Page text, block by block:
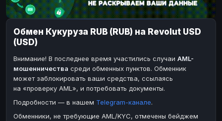
Bitcoin Cash BCH
BinanceCoin BEP20
Ether Classic
SOL
Ripple XRP
Bitcoin Cash BCH
BinanceCoin BEP20
Ripple
Paxum USD Paxum
Обмен Кукуруза RUB (RUB) на Revolut USD
(USD)
Внимание! В последнее время участились случаи AML-
мошенничества среди обменных пунктов. Обменник
может заблокировать ваши средства, ссылаясь
на «проверку AML», и потребовать документы.
Подробности — в нашем Telegram-канале.
Обменники, не требующие AML/KYC, отмечены бейджем